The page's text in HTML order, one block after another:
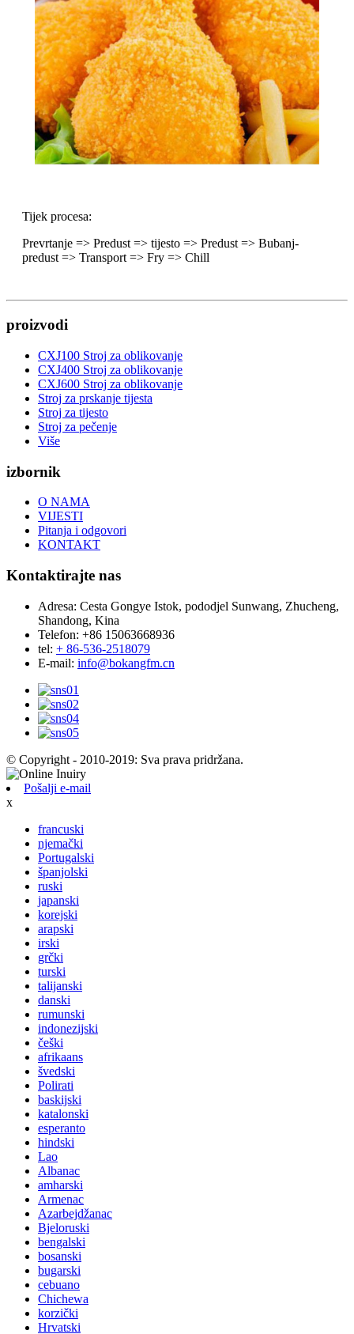
Tijek procesa:
Prevrtanje => Predust => tijesto => Predust => Bubanj-
predust => Transport => Fry => Chill
proizvodi
CXJ100 Stroj za oblikovanje
CXJ400 Stroj za oblikovanje
CXJ600 Stroj za oblikovanje
Stroj za prskanje tijesta
Stroj za tijesto
Stroj za pečenje
Više
izbornik
O NAMA
VIJESTI
Pitanja i odgovori
KONTAKT
Kontaktirajte nas
Adresa: Cesta Gongye Istok, pododjel Sunwang, Zhucheng,
Shandong, Kina
Telefon: +86 15063668936
tel: + 86-536-2518079
E-mail: info@bokangfm.cn
© Copyright - 2010-2019: Sva prava pridržana.
Pošalji e-mail
x
francuski
njemački
Portugalski
španjolski
ruski
japanski
korejski
arapski
irski
grčki
turski
talijanski
danski
rumunski
indonezijski
češki
afrikaans
švedski
Polirati
baskijski
katalonski
esperanto
hindski
Lao
Albanac
amharski
Armenac
Azarbejdžanac
Bjeloruski
bengalski
bosanski
bugarski
cebuano
Chichewa
korzički
Hrvatski